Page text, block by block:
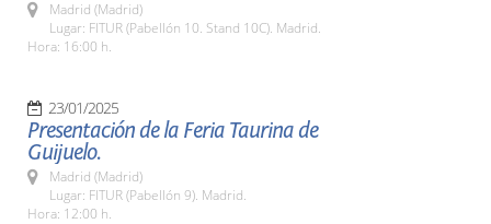
Madrid (Madrid)
Lugar: FITUR (Pabellón 10. Stand 10C). Madrid.
Hora: 16:00 h.
23/01/2025
Presentación de la Feria Taurina de
Guijuelo.
Madrid (Madrid)
Lugar: FITUR (Pabellón 9). Madrid.
Hora: 12:00 h.